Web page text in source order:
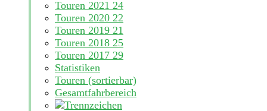
Touren 2021 24
Touren 2020 22
Touren 2019 21
Touren 2018 25
Touren 2017 29
Statistiken
Touren (sortierbar)
Gesamtfahrbereich